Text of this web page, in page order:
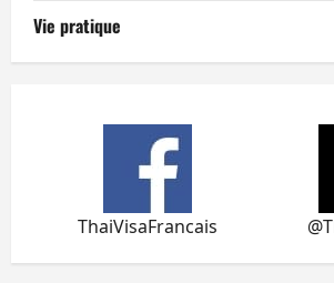
Vie pratique
ThaiVisaFrancais